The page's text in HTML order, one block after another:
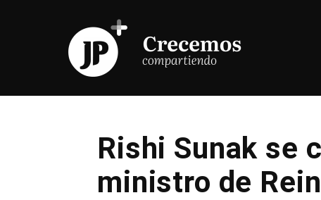
Rishi Sunak se
ministro de